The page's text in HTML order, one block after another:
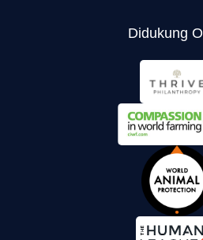
Didukung